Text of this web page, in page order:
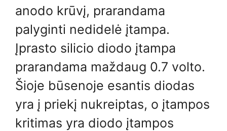
anodo krūvį, prarandama
palyginti nedidelė įtampa.
Įprasto silicio diodo įtampa
prarandama maždaug 0.7 volto.
Šioje būsenoje esantis diodas
yra į priekį nukreiptas, o įtampos
kritimas yra diodo įtampos